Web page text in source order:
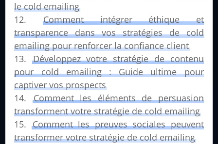
le cold emailing
Comment intégrer éthique et
transparence dans vos stratégies de cold
emailing pour renforcer la confiance client
Développez votre stratégie de contenu
pour cold emailing : Guide ultime pour
captiver vos prospects
Comment les éléments de persuasion
transforment votre stratégie de cold emailing
Comment les preuves sociales peuvent
transformer votre stratégie de cold emailing